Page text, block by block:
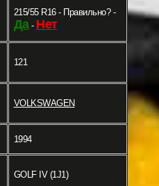
215/55 R16 - Правильно? -
Да- Нет
121
VOLKSWAGEN
1994
GOLF IV (1J1)